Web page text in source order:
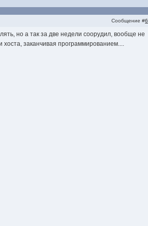
Сообщение #6
но а так за две недели соорудил, вообще не
хоста, заканчивая программированием....